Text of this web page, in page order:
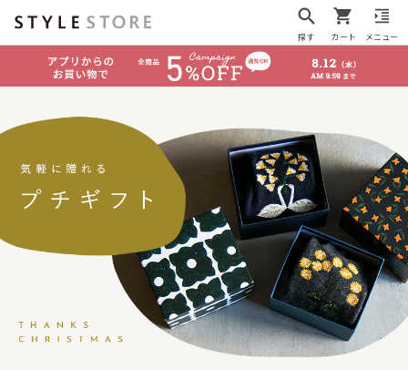
探す カート メニュー